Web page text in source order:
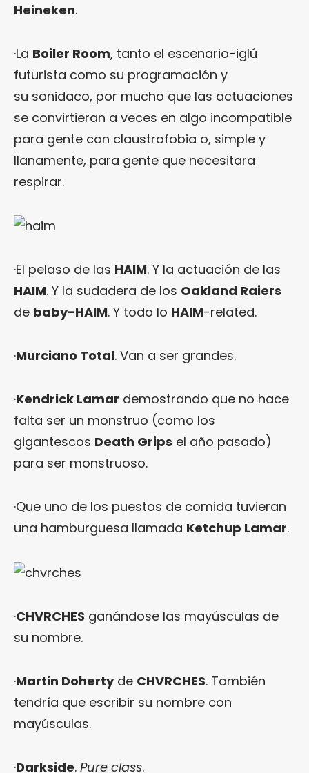
Heineken.
·La Boiler Room, tanto el escenario-iglú
futurista como su programación y
su sonidaco, por mucho que las actuaciones
se convirtieran a veces en algo incompatible
para gente con claustrofobia o, simple y
llanamente, para gente que necesitara
respirar.
·El pelaso de las HAIM. Y la actuación de las
HAIM. Y la sudadera de los Oakland Raiers
de baby-HAIM. Y todo lo HAIM-related.
·Murciano Total. Van a ser grandes.
·Kendrick Lamar demostrando que no hace
falta ser un monstruo (como los
gigantescos Death Grips el año pasado)
para ser monstruoso.
·Que uno de los puestos de comida tuvieran
una hamburguesa llamada Ketchup Lamar.
·CHVRCHES ganándose las mayúsculas de
su nombre.
·Martin Dohertyde CHVRCHES. También
tendría que escribir su nombre con
mayúsculas.
·Darkside. Pure class.